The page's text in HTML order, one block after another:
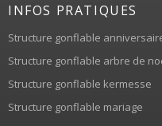
INFOS PRATIQUES
Structure gonflable
Structure gonflable arbre de
Structure gonflable kermesse
Structure gonflable mariage